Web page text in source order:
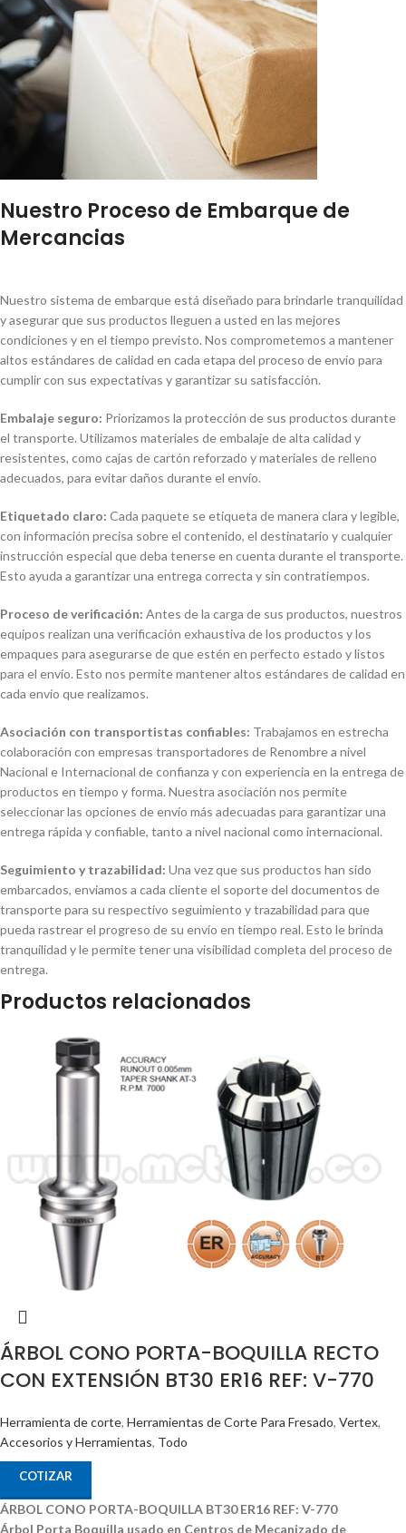
Nuestro Proceso de Embarque de
Mercancias
Nuestro sistema de embarque está diseñado para brindarle tranquilidad
y asegurar que sus productos lleguen a usted en las mejores
condiciones y en el tiempo previsto. Nos comprometemos a mantener
altos estándares de calidad en cada etapa del proceso de envío para
cumplir con sus expectativas y garantizar su satisfacción.
Embalaje seguro: Priorizamos la protección de sus productos durante
el transporte. Utilizamos materiales de embalaje de alta calidad y
resistentes, como cajas de cartón reforzado y materiales de relleno
adecuados, para evitar daños durante el envío.
Etiquetado claro: Cada paquete se etiqueta de manera clara y legible,
con información precisa sobre el contenido, el destinatario y cualquier
instrucción especial que deba tenerse en cuenta durante el transporte.
Esto ayuda a garantizar una entrega correcta y sin contratiempos.
Proceso de verificación: Antes de la carga de sus productos, nuestros
equipos realizan una verificación exhaustiva de los productos y los
empaques para asegurarse de que estén en perfecto estado y listos
para el envío. Esto nos permite mantener altos estándares de calidad en
cada envío que realizamos.
Asociación con transportistas confiables: Trabajamos en estrecha
colaboración con empresas transportadores de Renombre a nivel
Nacional e Internacional de confianza y con experiencia en la entrega de
productos en tiempo y forma. Nuestra asociación nos permite
seleccionar las opciones de envío más adecuadas para garantizar una
entrega rápida y confiable, tanto a nivel nacional como internacional.
Seguimiento y trazabilidad: Una vez que sus productos han sido
embarcados, enviamos a cada cliente el soporte del documentos de
transporte para su respectivo seguimiento y trazabilidad para que
pueda rastrear el progreso de su envío en tiempo real. Esto le brinda
tranquilidad y le permite tener una visibilidad completa del proceso de
entrega.
Productos relacionados
ÁRBOL CONO PORTA-BOQUILLA RECTO
CON EXTENSIÓN BT30 ER16 REF: V-770
Herramienta de corte, Herramientas de Corte Para Fresado, Vertex,
Accesorios y Herramientas, Todo
COTIZAR
ÁRBOL CONO PORTA-BOQUILLA BT30 ER16 REF: V-770
Árbol Porta Boquilla usado en Centros de Mecanizado de